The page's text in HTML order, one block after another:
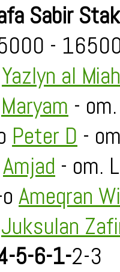
Sabir
-
Yazlyn al Miah
Maryam -
Peter D -
Amjad - om.
Ameqran
Juksulan
5-6-1-2-3